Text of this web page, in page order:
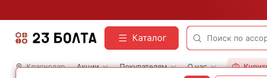
Каталог
Краснодар Акции Покупателям О нас